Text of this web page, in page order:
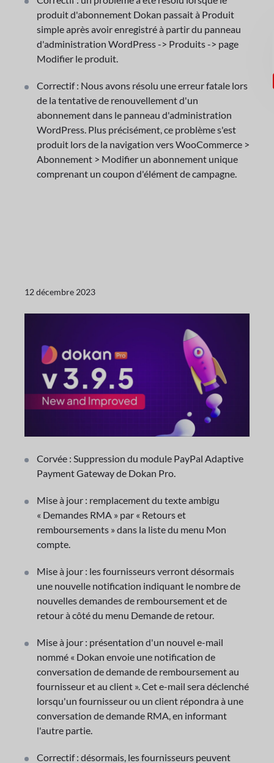
produit d'abonnement Dokan passait à Produit
simple après avoir enregistré à partir du panneau
d'administration WordPress -> Produits -> page
Modifier le produit.
Correctif : Nous avons résolu une erreur fatale lors
de la tentative de renouvellement d'un
abonnement dans le panneau d'administration
WordPress. Plus précisément, ce problème s'est
produit lors de la navigation vers WooCommerce >
Abonnement > Modifier un abonnement unique
comprenant un coupon d'élément de campagne.
12 décembre 2023
Corvée : Suppression du module PayPal Adaptive
Payment Gateway de Dokan Pro.
Mise à jour : remplacement du texte ambigu
« Demandes RMA » par « Retours et
remboursements » dans la liste du menu Mon
compte.
Mise à jour : les fournisseurs verront désormais
une nouvelle notification indiquant le nombre de
nouvelles demandes de remboursement et de
retour à côté du menu Demande de retour.
Mise à jour : présentation d'un nouvel e-mail
nommé « Dokan envoie une notification de
conversation de demande de remboursement au
fournisseur et au client ». Cet e-mail sera déclenché
lorsqu'un fournisseur ou un client répondra à une
conversation de demande RMA, en informant
l'autre partie.
Correctif : désormais, les fournisseurs peuvent